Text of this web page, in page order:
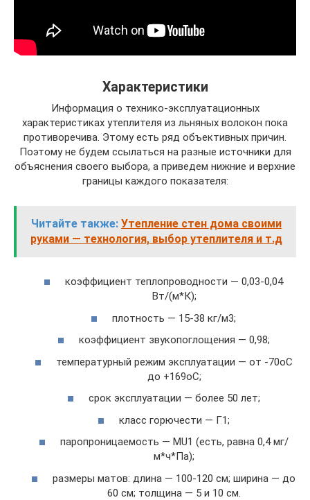
Характеристики
Информация о технико-эксплуатационных
характеристиках утеплителя из льняных волокон пока
противоречива. Этому есть ряд объективных причин.
Поэтому не будем ссылаться на разные источники для
объяснения своего выбора, а приведем нижние и верхние
границы каждого показателя:
Читайте также: Утепление стен дома своими
руками — технология, выбор утеплителя и т.д
коэффициент теплопроводности — 0,03-0,04
Вт/(м*К);
плотность — 15-38 кг/м3;
коэффициент звукопоглощения — 0,98;
температурный режим эксплуатации — от -70oС
до +169oС;
срок эксплуатации — более 50 лет;
класс горючести — Г1;
паропроницаемость — MU1 (есть, равна 0,4 мг/
м*ч*Па);
размеры матов: длина — 100-120 см; ширина — до
60 см; толщина — 5 и 10 см.